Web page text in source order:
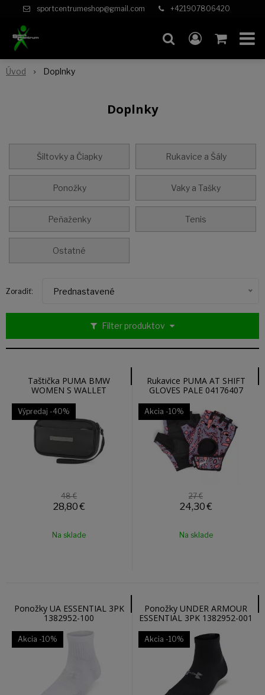
sportcentrumeshop@gmail.com +421907806420
Úvod Doplnky
Doplnky
Šiltovky a Čiapky Rukavice a Šály
Ponožky Vaky a Tašky
Peňaženky Tenis
Ostatné
Filter produktov
Zoradiť: Prednastavené
Taštička PUMA BMW
WOMEN S WALLET
Výpredaj -40%
48 €
28,80€
Na sklade
Rukavice PUMA AT SHIFT
GLOVES PALE 04176407
Akcia -10%
27 €
24,30€
Na sklade
Ponožky UA ESSENTIAL 3PK
1382952-100
Akcia -10%
Ponožky UNDER ARMOUR
ESSENTIAL 3PK 1382952-001
Akcia -10%